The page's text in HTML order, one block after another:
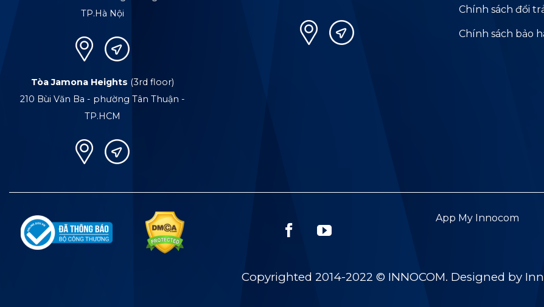
TP.Hà Nội
Tòa Jamona Heights (3rd floor)
210 Bùi Văn Ba - phường Tân Thuận -
TP.HCM
Chính sách đổi
Chính sách bảo
App My Innocom
Copyrighted 2014-2022 © INNOCOM. Designed by